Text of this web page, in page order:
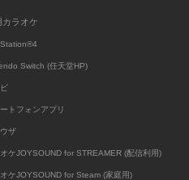
カラオケ
Switch (任天堂HP)
ートフォンアプリ
ザ
オケJOYSOUND for STREAMER (配信利用)
オケJOYSOUND for Steam (家庭用)